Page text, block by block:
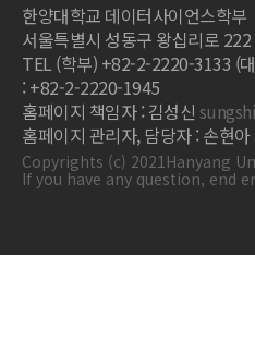
한양대학교 데이터사이언스학부
서울특별시 성동구 왕십리로
TEL (학부) +82-2-2220-3133 (
: +82-2-2220-1945
홈페이지 책임자 : 김성신
홈페이지 관리자, 담당자 : 손현아
Copyrights (c) 2021Hanyang
If you have any question, end